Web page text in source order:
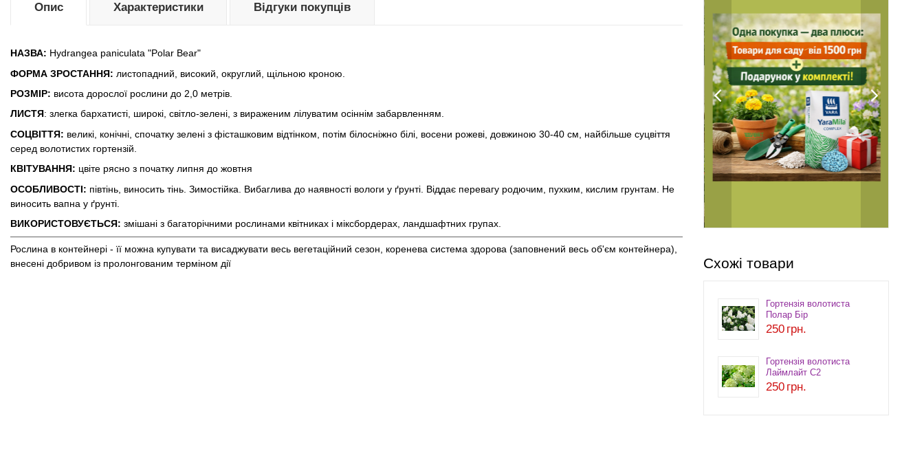
Опис
НАЗВА: Hydrangea paniculata "Polar Bear"
ФОРМА ЗРОСТАННЯ: листопадний, високий, округлий, щільною кроною.
РОЗМІР: висота дорослої рослини до 2,0 метрів.
ЛИСТЯ: злегка бархатисті, широкі, світло-зелені, з вираженим лілуватим осіннім забарвленням.
СОЦВІТТЯ: великі, конічні, спочатку зелені з фісташковим відтінком, потім білосніжно білі, восени рожеві, довжиною 30-40 см, найбільше суцвіття
серед волотистих гортензій.
КВІТУВАННЯ: цвіте рясно з початку липня до жовтня
ОСОБЛИВОСТІ: півтінь, виносить тінь. Зимостійка. Вибаглива до наявності вологи у ґрунті. Віддає перевагу родючим, пухким, кислим грунтам. Не
виносить вапна у ґрунті.
ВИКОРИСТОВУЄТЬСЯ: змішані з багаторічними рослинами квітниках і міксбордерах, ландшафтних групах.
Рослина в контейнері - її можна купувати та висаджувати весь вегетаційний сезон, коренева система здорова (заповнений весь об'єм контейнера),
внесені добривом із пролонгованим терміном дії
Характеристики Відгуки покупців
Схожі товари
Гортензія волотиста
Полар Бір
250 грн.
Гортензія волотиста
Лаймлайт С2
250 грн.